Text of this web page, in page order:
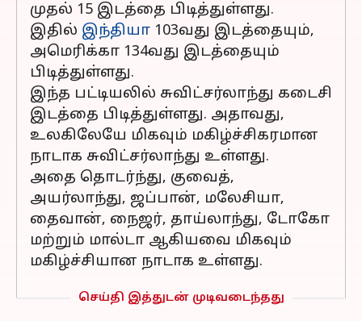
முதல் 15 இடத்தை பிடித்துள்ளது.
இதில் இந்தியா 103வது இடத்தையும்,
அமெரிக்கா 134வது இடத்தையும்
பிடித்துள்ளது.
இந்த பட்டியலில் சுவிட்சர்லாந்து கடைசி
இடத்தை பிடித்துள்ளது. அதாவது,
உலகிலேயே மிகவும் மகிழ்ச்சிகரமான
நாடாக சுவிட்சர்லாந்து உள்ளது.
அதை தொடர்ந்து, குவைத்,
அயர்லாந்து, ஜப்பான், மலேசியா,
தைவான், நைஜர், தாய்லாந்து, டோகோ
மற்றும் மால்டா ஆகியவை மிகவும்
மகிழ்ச்சியான நாடாக உள்ளது.
செய்தி இத்துடன் முடிவடைந்தது